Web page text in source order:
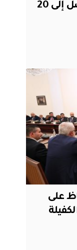
أميركا تقر سندات تأشيرات تصل إلى 20
على